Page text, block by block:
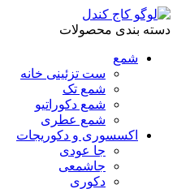
دسته بندی محصولات
شمع
ست تزئینی خانه
شمع تک
شمع دکوراتیو
شمع عطری
اکسسوری و دکوریجات
جا عودی
جاشمعی
دکوری